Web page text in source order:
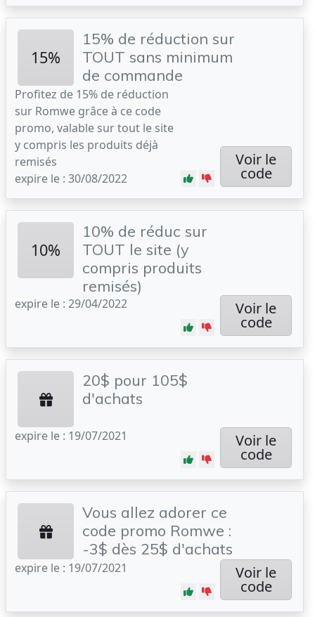
15%
15% de réduction sur
TOUT sans minimum
de commande
Profitez de 15% de réduction
sur Romwe grâce à ce code
promo, valable sur tout le site
y compris les produits déjà
remisés
expire le : 30/08/2022
Voir le
code
10%
10% de réduc sur
TOUT le site (y
compris produits
remisés)
expire le : 29/04/2022 Voir le
code
20$ pour 105$
d'achats
expire le : 19/07/2021 Voir le
code
Vous allez adorer ce
code promo Romwe :
-3$ dès 25$ d'achats
expire le : 19/07/2021 Voir le
code